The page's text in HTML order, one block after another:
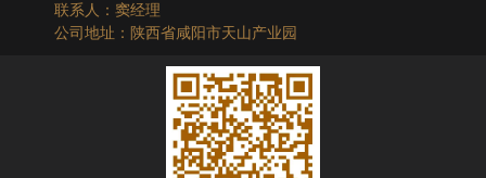
联系人：窦经理
公司地址：陕西省咸阳市天山产业园